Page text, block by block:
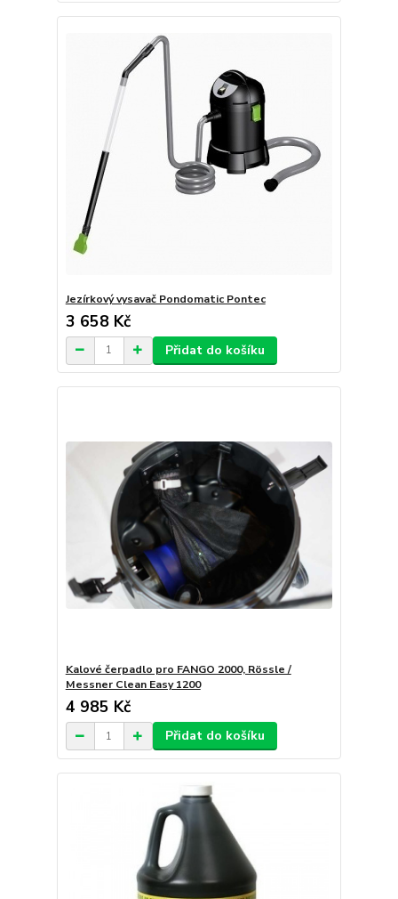
Jezírkový vysavač Pondomatic Pontec
3 658 Kč
Přidat do košíku
Kalové čerpadlo pro FANGO 2000, Rössle /
Messner Clean Easy 1200
4 985 Kč
Přidat do košíku